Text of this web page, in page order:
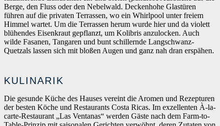
Berge, den Fluss oder den Nebelwald. Deckenhohe Glastüren
führen auf die privaten Terrassen, wo ein Whirlpool unter freiem
Himmel wartet. Um die Terrassen herum wurde hier und da violett
blühendes Eisenkraut gepflanzt, um Kolibris anzulocken. Auch
wilde Fasanen, Tangaren und bunt schillernde Langschwanz-
Quetzals lassen sich mit bloßen Augen und ganz nah dran erspähen.
KULINARIK
Die gesunde Küche des Hauses vereint die Aromen und Rezepturen
der besten Köche und Restaurants Costa Ricas. Im exzellenten À-la-
carte-Restaurant „Las Ventanas“ werden Gäste nach dem Farm-to-